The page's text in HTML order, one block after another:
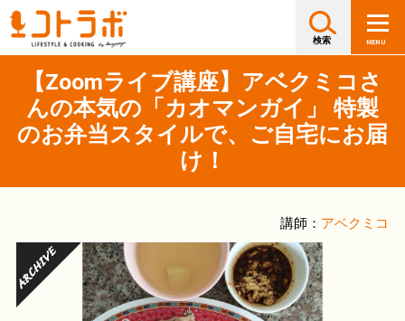
【Zoomライブ講座】アベクミコさ
んの本気の「カオマンガイ」 特製
のお弁当スタイルで、ご自宅にお届
け！
講師： アベクミコ